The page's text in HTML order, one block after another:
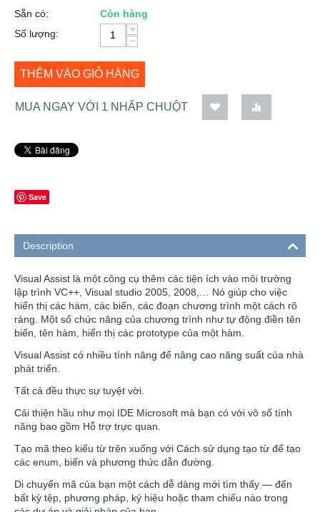
Sẵn có:
Còn hàng
Số lượng:
+
−
THÊM VÀO GIỎ HÀNG
MUA NGAY VỚI 1 NHẤP CHUỘT
Save
Description
Visual Assist là một công cụ thêm các tiện ích vào môi trường
lập trình VC++, Visual studio 2005, 2008,… Nó giúp cho việc
hiển thị các hàm, các biến, các đoạn chương trình một cách rõ
ràng. Một số chức năng của chương trình như tự động điền tên
biến, tên hàm, hiển thị các prototype của một hàm.
Visual Assist có nhiều tính năng để nâng cao năng suất của nhà
phát triển.
Tất cả đều thực sự tuyệt vời.
Cải thiện hầu như mọi IDE Microsoft mà bạn có với vô số tính
năng bao gồm Hỗ trợ trực quan.
Tạo mã theo kiểu từ trên xuống với Cách sử dụng tạo từ để tạo
các enum, biến và phương thức dẫn đường.
Di chuyển mã của bạn một cách dễ dàng mới tìm thấy — đến
bất kỳ tệp, phương pháp, ký hiệu hoặc tham chiếu nào trong